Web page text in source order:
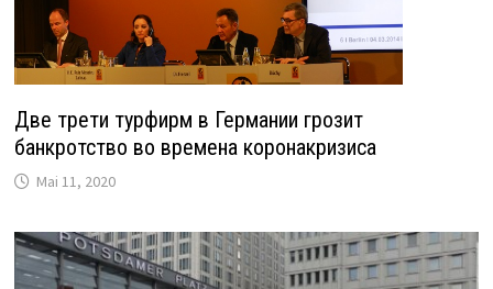
Две трети турфирм в Германии грозит
банкротство во времена коронакризиса
Mai 11, 2020